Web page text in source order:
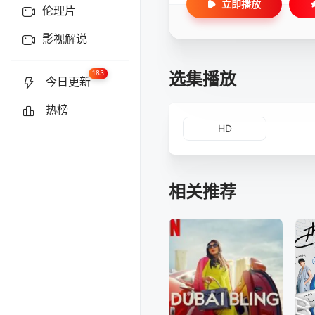
伦理片
影视解说
今日更新
183
热榜
立即播放
选集播放
HD
相关推荐